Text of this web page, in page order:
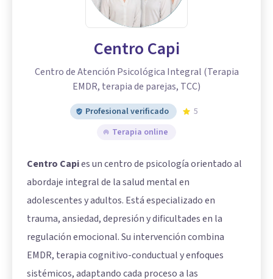
Centro Capi
Centro de Atención Psicológica Integral (Terapia
EMDR, terapia de parejas, TCC)
Profesional verificado
5
Terapia online
Centro Capies un centro de psicología orientado al
abordaje integral de la salud mental en
adolescentes y adultos. Está especializado en
trauma, ansiedad, depresión y dificultades en la
regulación emocional. Su intervención combina
EMDR, terapia cognitivo-conductual y enfoques
sistémicos, adaptando cada proceso a las